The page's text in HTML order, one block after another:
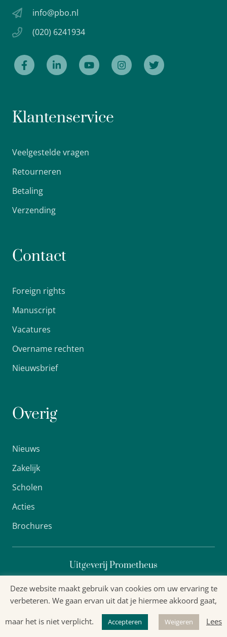
info@pbo.nl
(020) 6241934
Klantenservice
Veelgestelde vragen
Retourneren
Betaling
Verzending
Contact
Foreign rights
Manuscript
Vacatures
Overname rechten
Nieuwsbrief
Overig
Nieuws
Zakelijk
Scholen
Acties
Brochures
Uitgeverij Prometheus
Privacyverklaring
Algemene voorwaarden
Deze website maakt gebruik van cookies om uw ervaring te
verbeteren. We gaan ervan uit dat je hiermee akkoord gaat,
maar het is niet verplicht. Accepteren Weigeren Lees